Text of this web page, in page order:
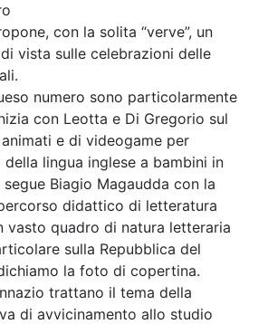
con la solita “verve”, un
vista sulle celebrazioni delle
numero sono particolarmente
con Leotta e Di Gregorio sul
e di videogame per
della lingua inglese a bambini in
Biagio Magaudda con la
didattico di letteratura
vasto quadro di natura letteraria
sulla Repubblica del
la foto di copertina.
trattano il tema della
di avvicinamento allo studio